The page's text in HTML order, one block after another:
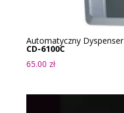
Automatyczny Dyspenser
CD-6100C
65.00 zł